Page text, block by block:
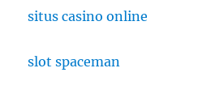
situs casino online
slot spaceman